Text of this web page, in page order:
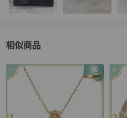
相似商品
更多相似BVLGARI女士配件推薦精品